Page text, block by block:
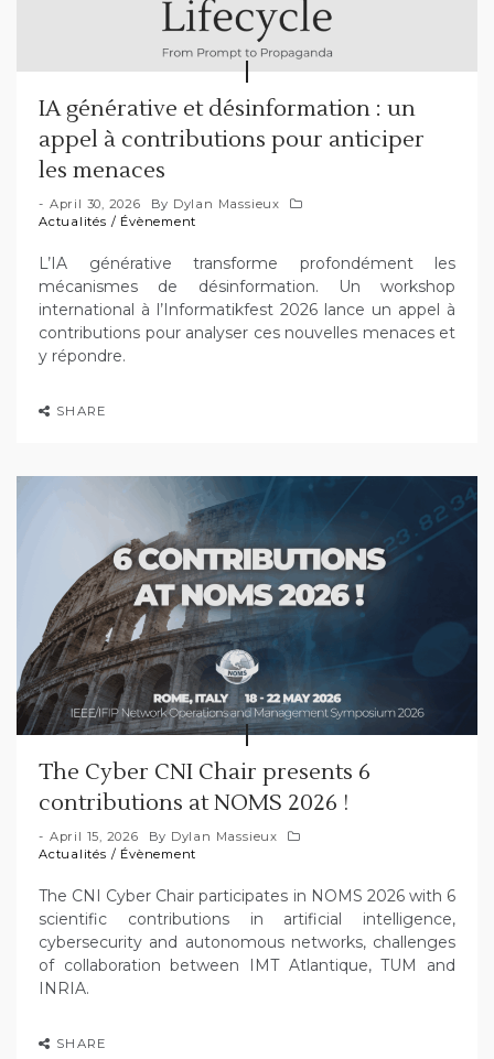
IA générative et désinformation : un
appel à contributions pour anticiper
les menaces
April 30, 2026 By Dylan Massieux
Actualités / Évènement
L’IA générative transforme profondément les
mécanismes de désinformation. Un workshop
international à l’Informatikfest 2026 lance un appel à
contributions pour analyser ces nouvelles menaces et
y répondre.
SHARE
The Cyber CNI Chair presents 6
contributions at NOMS 2026 !
April 15, 2026 By Dylan Massieux
Actualités / Évènement
The CNI Cyber ​​Chair participates in NOMS 2026 with 6
scientific contributions in artificial intelligence,
cybersecurity and autonomous networks, challenges
of collaboration between IMT Atlantique, TUM and
INRIA.
SHARE